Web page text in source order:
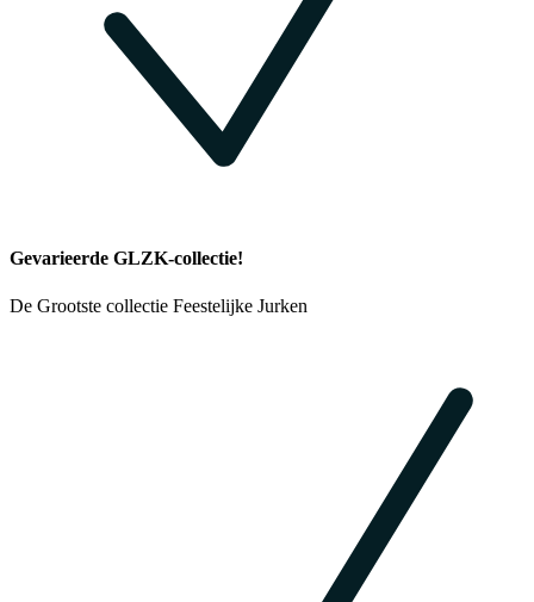
Gevarieerde GLZK-collectie!
De Grootste collectie Feestelijke Jurken